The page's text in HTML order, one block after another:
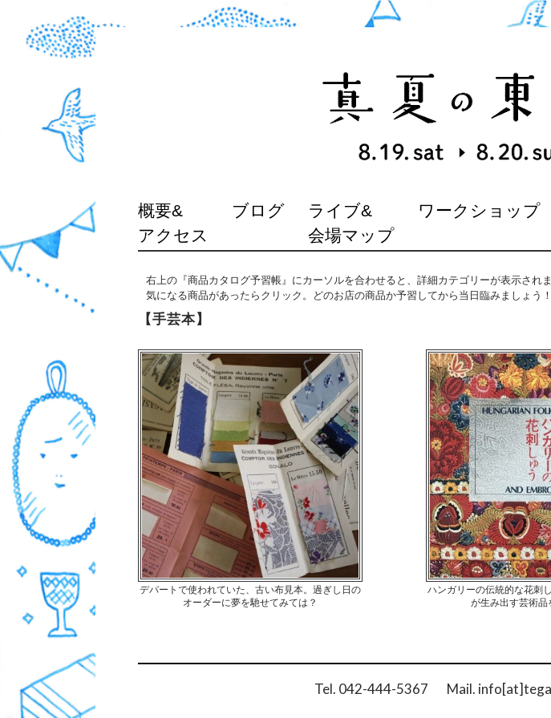
SKIP
TO
CONTENT
概要&
アクセス
ブログ
ライブ&
会場マップ
ワークショップ
右上の『商品カタログ予習帳』にカーソルを合わせると、詳細カテゴリーが表示されま
気になる商品があったらクリック。どのお店の商品か予習してから当日臨みましょう！
【手芸本】
デパートで使われていた、古い布見本。過ぎし日の
オーダーに夢を馳せてみては？
ハンガリーの伝統的な花刺
が生み出す芸術品
Tel. 042-444-5367 Mail.